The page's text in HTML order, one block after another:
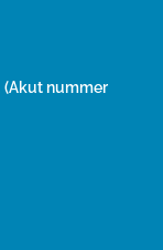
(Akut nummer